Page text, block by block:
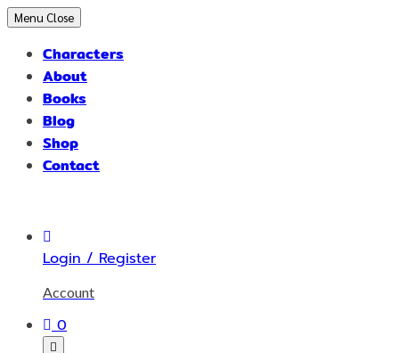
Skip
content
Menu Close
Characters
About
Books
Blog
Shop
Contact
Login / Register
Account
0